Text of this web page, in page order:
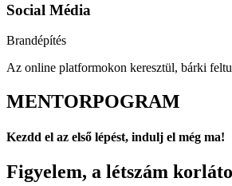
Social Média
Brandépítés
Az online platformokon keresztül, bárki
MENTORPOGRAM
Kezdd el az első lépést, indulj el még ma!
Figyelem, a létszám